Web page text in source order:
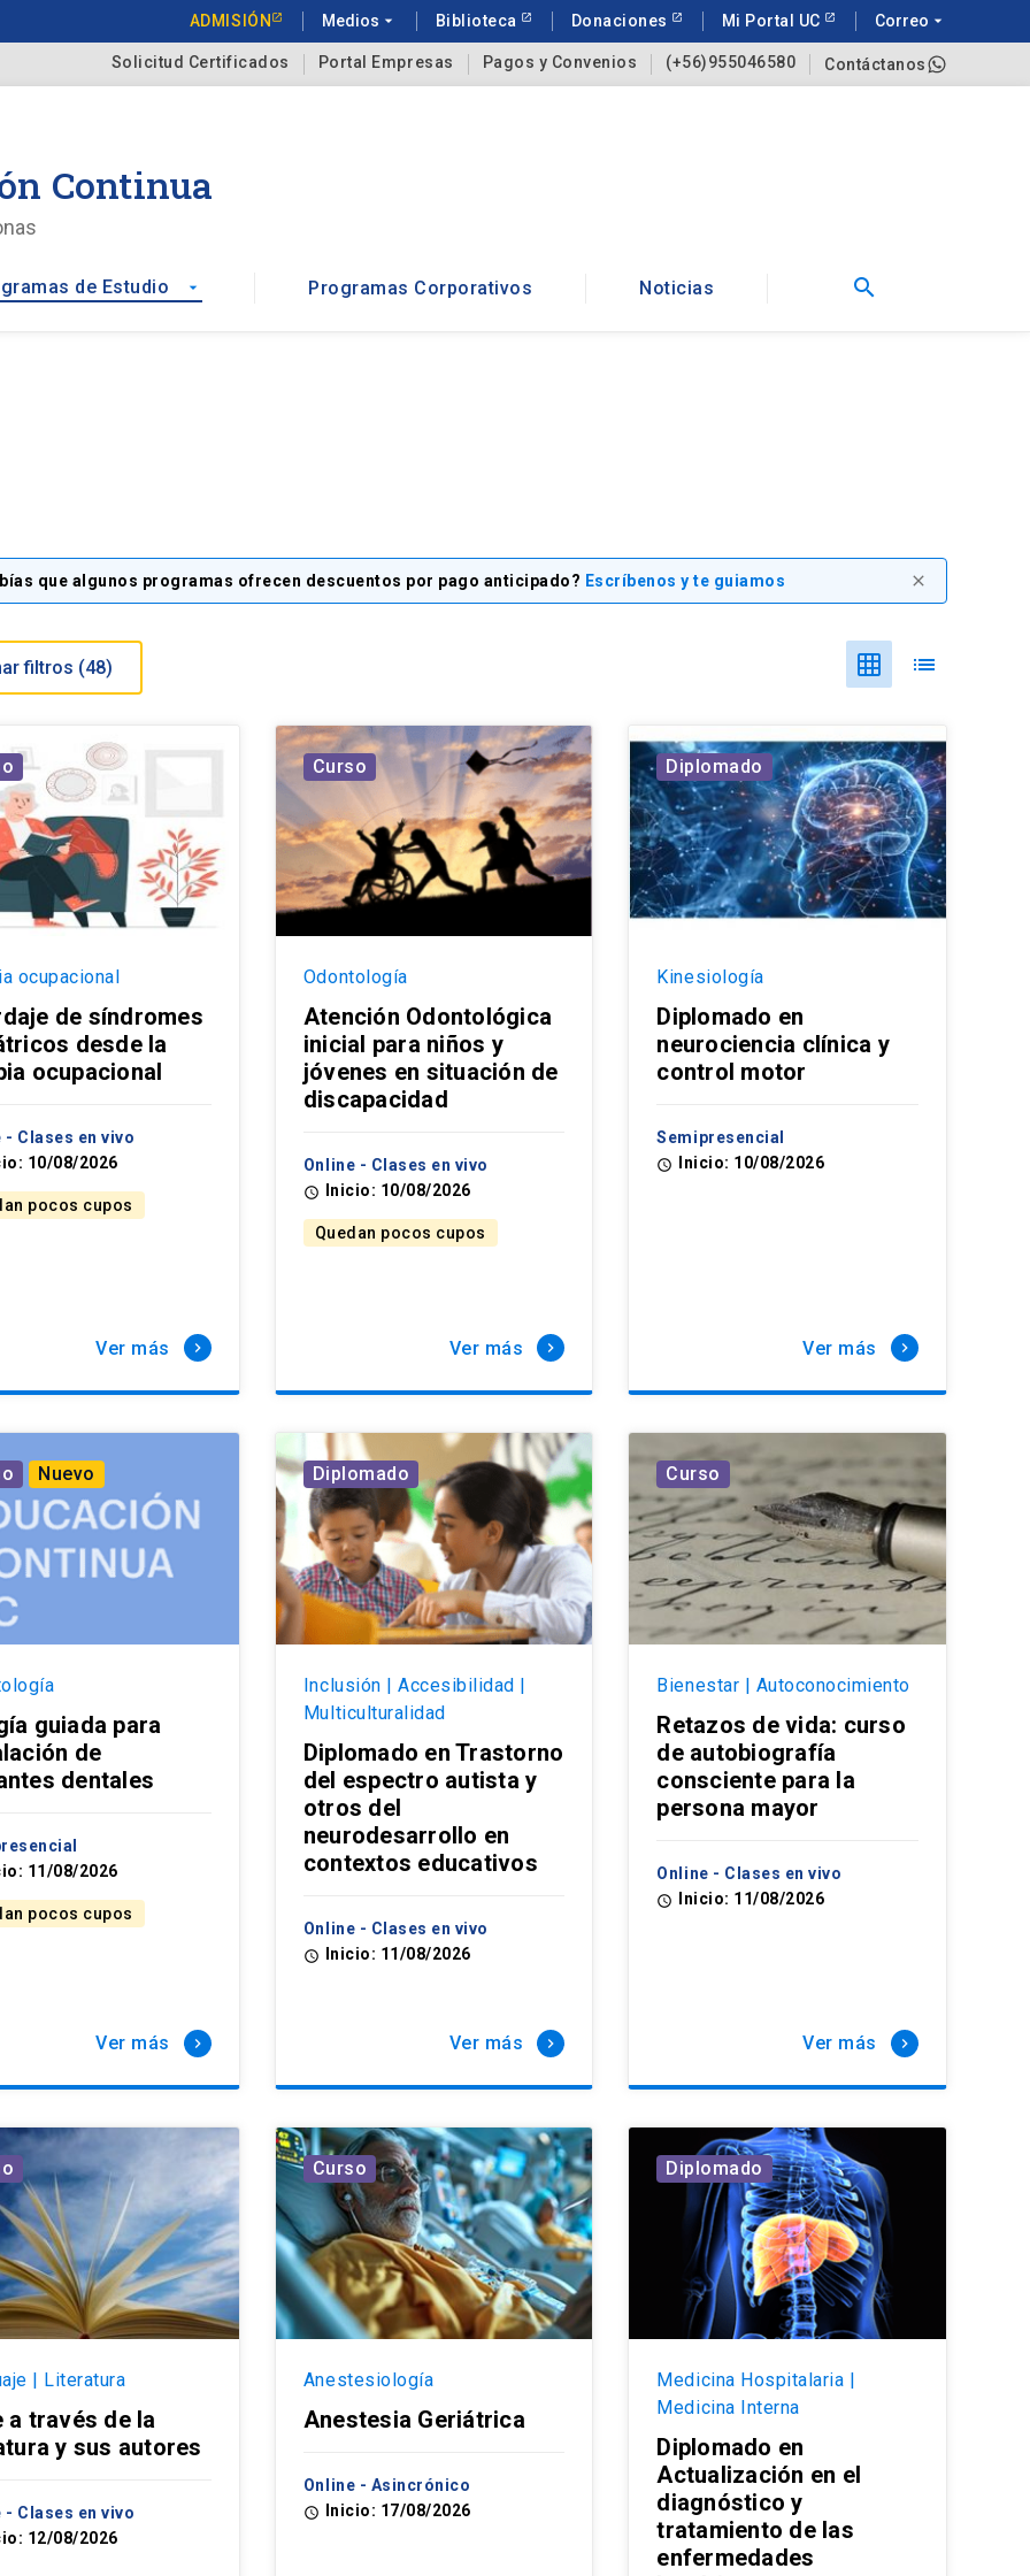
ADMISIÓN Medios arrow_drop_down Biblioteca Donaciones Mi Portal UC Correo arrow_drop_down
Solicitud Certificados Portal Empresas Pagos y Convenios (+56)955046580 Contáctanos
Continua
de Estudio arrow_drop_down Programas Corporativos Noticias search
que algunos programas ofrecen descuentos por pago anticipado? Escríbenos y te guiamos close
Eliminar filtros (48) grid_on list
ocupacional
de síndromes
desde la
ocupacional
- Clases en vivo
10/08/2026
pocos cupos
Ver más keyboard_arrow_right
Curso
Odontología
Atención Odontológica
inicial para niños y
jóvenes en situación de
discapacidad
Online - Clases en vivo
access_time Inicio: 10/08/2026
Quedan pocos cupos
Ver más keyboard_arrow_right
Diplomado
Kinesiología
Diplomado en
neurociencia clínica y
control motor
Semipresencial
access_time Inicio: 10/08/2026
Ver más keyboard_arrow_right
Nuevo
guiada para
de
dentales
11/08/2026
pocos cupos
Ver más keyboard_arrow_right
Diplomado
Inclusión | Accesibilidad |
Multiculturalidad
Diplomado en Trastorno
del espectro autista y
otros del
neurodesarrollo en
contextos educativos
Online - Clases en vivo
access_time Inicio: 11/08/2026
Ver más keyboard_arrow_right
Curso
Bienestar | Autoconocimiento
Retazos de vida: curso
de autobiografía
consciente para la
persona mayor
Online - Clases en vivo
access_time Inicio: 11/08/2026
Ver más keyboard_arrow_right
| Literatura
a través de la
y sus autores
- Clases en vivo
12/08/2026
Curso
Anestesiología
Anestesia Geriátrica
Online - Asincrónico
access_time Inicio: 17/08/2026
Diplomado
Medicina Hospitalaria |
Medicina Interna
Diplomado en
Actualización en el
diagnóstico y
tratamiento de las
enfermedades